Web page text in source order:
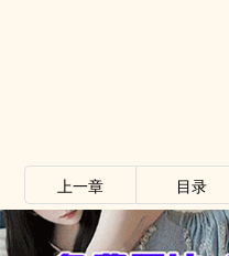
上一章 目录